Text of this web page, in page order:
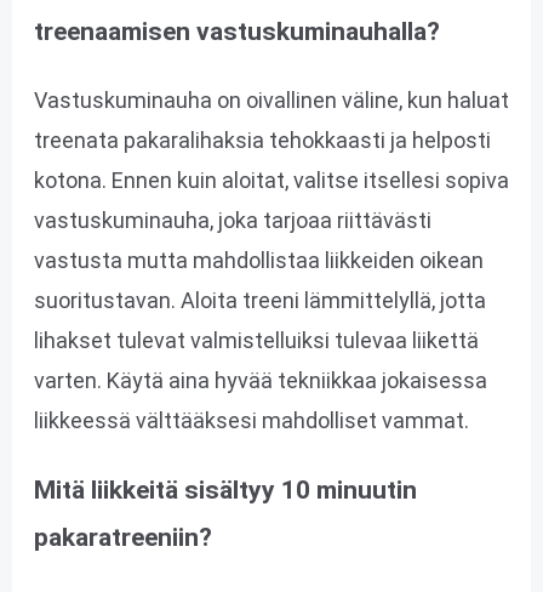
treenaamisen vastuskuminauhalla?
Vastuskuminauha on oivallinen väline, kun haluat
treenata pakaralihaksia tehokkaasti ja helposti
kotona. Ennen kuin aloitat, valitse itsellesi sopiva
vastuskuminauha, joka tarjoaa riittävästi
vastusta mutta mahdollistaa liikkeiden oikean
suoritustavan. Aloita treeni lämmittelyllä, jotta
lihakset tulevat valmistelluiksi tulevaa liikettä
varten. Käytä aina hyvää tekniikkaa jokaisessa
liikkeessä välttääksesi mahdolliset vammat.
Mitä liikkeitä sisältyy 10 minuutin
pakaratreeniin?